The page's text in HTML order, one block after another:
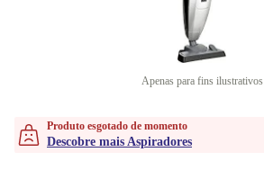
Apenas para fins ilustrativos
Produto esgotado de momento
Descobre mais Aspiradores